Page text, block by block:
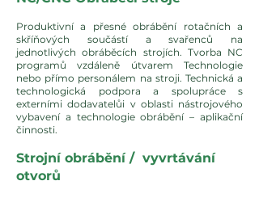
Produktivní a přesné obrábění rotačních a
skříňových součástí a svařenců na
jednotlivých obráběcích strojích. Tvorba NC
programů vzdáleně útvarem Technologie
nebo přímo personálem na stroji. Technická a
technologická podpora a spolupráce s
externími dodavatelůi v oblasti nástrojového
vybavení a technologie obrábění – aplikační
činnosti.
Strojní obrábění / vyvrtávání
otvorů